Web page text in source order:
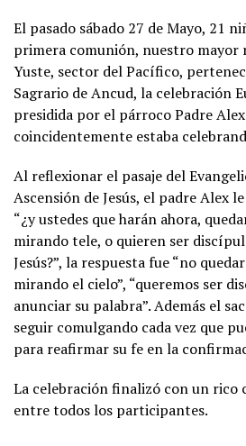
El pasado sábado 27 de Mayo, 21
primera comunión, nuestro mayor
Yuste, sector del Pacífico,
Sagrario de Ancud, la celebración
presidida por el párroco Padre
coincidentemente estaba
Al reflexionar el pasaje del
Ascensión de Jesús, el padre Alex
“¿y ustedes que harán ahora,
mirando tele, o quieren ser
Jesús?”, la respuesta fue “no
mirando el cielo”, “queremos ser
anunciar su palabra”. Además el
seguir comulgando cada vez que
para reafirmar su fe en la
La celebración finalizó con un
entre todos los participantes.